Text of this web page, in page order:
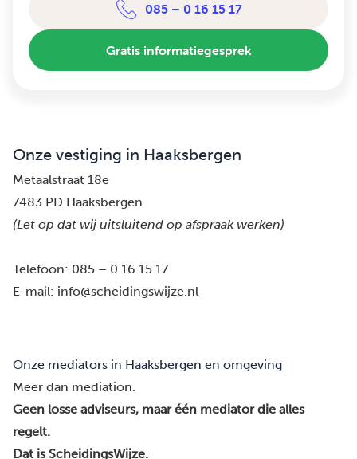
085 – 0 16 15 17
Gratis informatiegesprek
Onze vestiging in Haaksbergen
Metaalstraat 18e
7483 PD Haaksbergen
(Let op dat wij uitsluitend op afspraak werken)
Telefoon: 085 – 0 16 15 17
E-mail: info@scheidingswijze.nl
Onze mediators in Haaksbergen en omgeving
Meer dan mediation.
Geen losse adviseurs, maar één mediator die alles
regelt.
Dat is ScheidingsWijze.